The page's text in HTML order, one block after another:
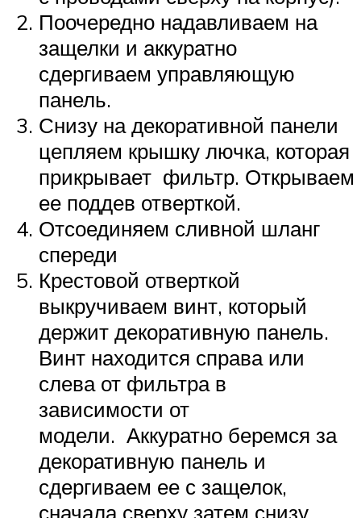
Поочередно надавливаем на
защелки и аккуратно
сдергиваем управляющую
панель.
Снизу на декоративной панели
цепляем крышку лючка, которая
прикрывает фильтр. Открываем
ее поддев отверткой.
Отсоединяем сливной шланг
спереди
Крестовой отверткой
выкручиваем винт, который
держит декоративную панель.
Винт находится справа или
слева от фильтра в
зависимости от
модели. Аккуратно беремся за
декоративную панель и
сдергиваем ее с защелок,
сначала сверху затем снизу.